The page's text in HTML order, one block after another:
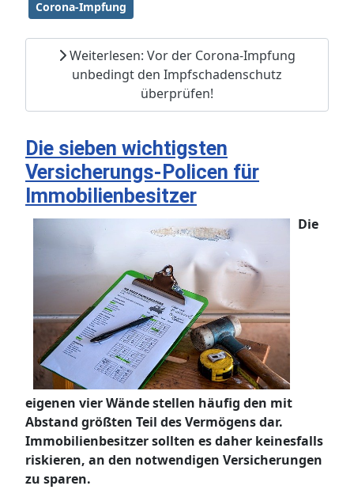
Corona-Impfung
Weiterlesen: Vor der Corona-Impfung
unbedingt den Impfschadenschutz
überprüfen!
Die sieben wichtigsten
Versicherungs-Policen für
Immobilienbesitzer
Die
eigenen vier Wände stellen häufig den mit
Abstand größten Teil des Vermögens dar.
Immobilienbesitzer sollten es daher keinesfalls
riskieren, an den notwendigen Versicherungen
zu sparen.